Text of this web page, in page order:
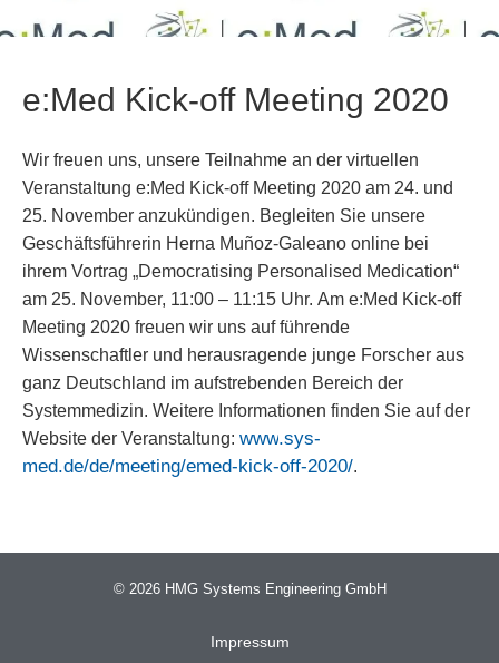
e:Med Kick-off Meeting 2020
Wir freuen uns, unsere Teilnahme an der virtuellen
Veranstaltung e:Med Kick-off Meeting 2020 am 24. und
25. November anzukündigen. Begleiten Sie unsere
Geschäftsführerin Herna Muñoz-Galeano online bei
ihrem Vortrag „Democratising Personalised Medication“
am 25. November, 11:00 – 11:15 Uhr. Am e:Med Kick-off
Meeting 2020 freuen wir uns auf führende
Wissenschaftler und herausragende junge Forscher aus
ganz Deutschland im aufstrebenden Bereich der
Systemmedizin. Weitere Informationen finden Sie auf der
Website der Veranstaltung: www.sys-
med.de/de/meeting/emed-kick-off-2020/.
© 2026 HMG Systems Engineering GmbH
Impressum